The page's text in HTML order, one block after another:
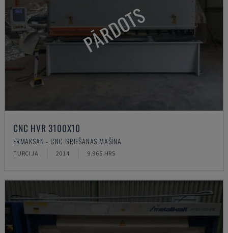
PĀRDOTS
CNC HVR 3100X10
ERMAKSAN - CNC GRIEŠANAS MAŠĪNA
TURCIJA 2014 9.965 HRS